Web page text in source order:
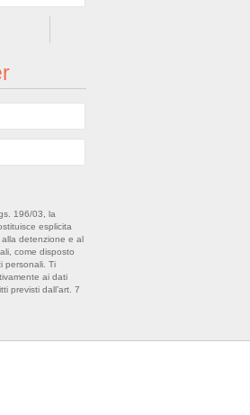
196/03, la
esplicita
detenzione e al
come disposto
personali. Ti
ai dati
previsti dall’art. 7